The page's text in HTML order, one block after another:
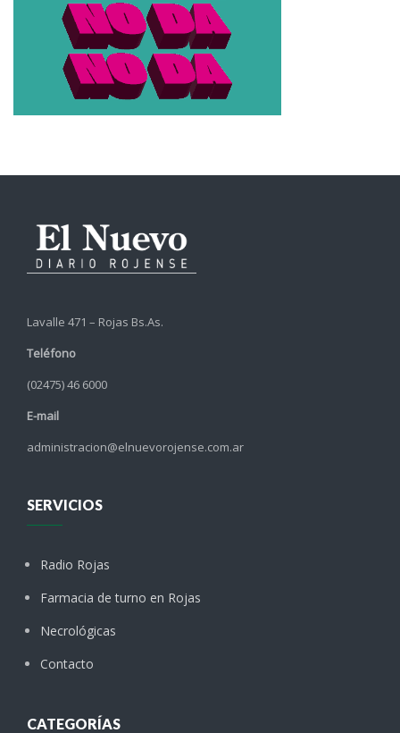
Lavalle 471 – Rojas Bs.As.
Teléfono
(02475) 46 6000
E-mail
administracion@elnuevorojense.com.ar
SERVICIOS
Radio Rojas
Farmacia de turno en Rojas
Necrológicas
Contacto
CATEGORÍAS